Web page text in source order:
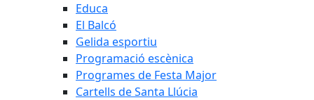
Educa
El Balcó
Gelida esportiu
Programació escènica
Programes de Festa Major
Cartells de Santa Llúcia